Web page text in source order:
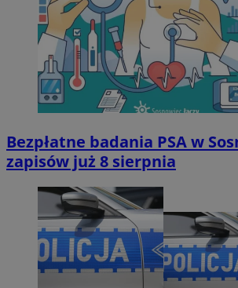
Bezpłatne badania PSA w
zapisów już 8 sierpnia